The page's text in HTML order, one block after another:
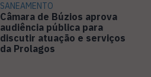
SANEAMENTO
Câmara de Búzios aprova
audiência pública para
discutir atuação e serviços
da Prolagos